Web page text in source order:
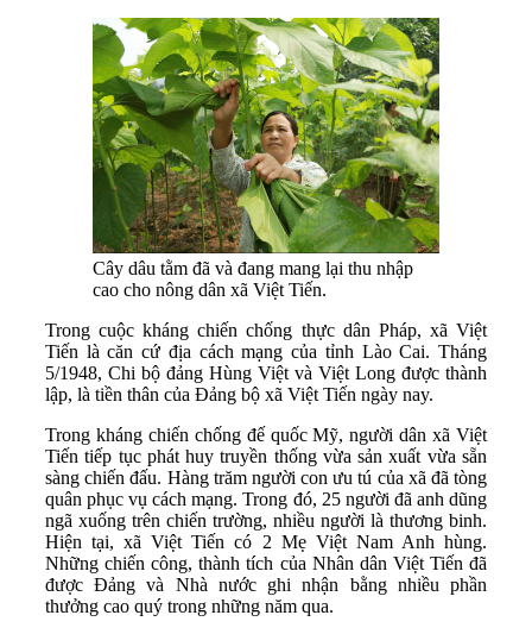
Cây dâu tằm đã và đang mang lại thu nhập
cao cho nông dân xã Việt Tiến.
Trong cuộc kháng chiến chống thực dân Pháp, xã Việt
Tiến là căn cứ địa cách mạng của tỉnh Lào Cai. Tháng
5/1948, Chi bộ đảng Hùng Việt và Việt Long được thành
lập, là tiền thân của Đảng bộ xã Việt Tiến ngày nay.
Trong kháng chiến chống đế quốc Mỹ, người dân xã Việt
Tiến tiếp tục phát huy truyền thống vừa sản xuất vừa sẵn
sàng chiến đấu. Hàng trăm người con ưu tú của xã đã tòng
quân phục vụ cách mạng. Trong đó, 25 người đã anh dũng
ngã xuống trên chiến trường, nhiều người là thương binh.
Hiện tại, xã Việt Tiến có 2 Mẹ Việt Nam Anh hùng.
Những chiến công, thành tích của Nhân dân Việt Tiến đã
được Đảng và Nhà nước ghi nhận bằng nhiều phần
thưởng cao quý trong những năm qua.